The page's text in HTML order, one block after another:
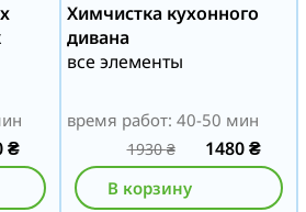
₴
Химчистка кухонного
дивана
все элементы
время работ: 40-50 мин
1930₴ 1480₴
В корзину